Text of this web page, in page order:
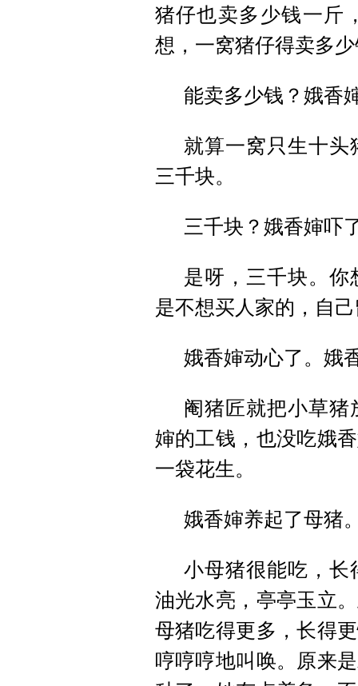
猪仔也卖多少钱一斤
想，一窝猪仔得卖多
能卖多少钱？娥香
就算一窝只生十
三千块。
三千块？娥香婶吓
是呀，三千块。
是不想买人家的，自
娥香婶动心了。娥
阉猪匠就把小草
婶的工钱，也没吃娥
一袋花生。
娥香婶养起了母猪
小母猪很能吃，长
油光水亮，亭亭玉立
母猪吃得更多，长得
哼哼哼地叫唤。原来